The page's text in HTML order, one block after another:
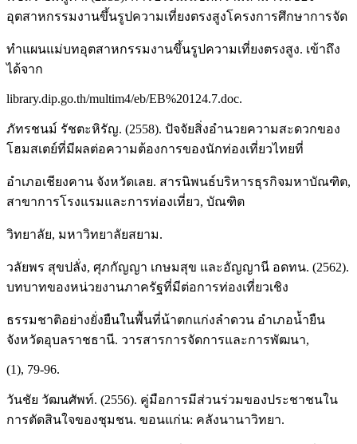
อุตสาหกรรมงานขึ้นรูปความเที่ยงตรงสูงโครงการศึกษาการจัด
ทำแผนแม่บทอุตสาหกรรมงานขึ้นรูปความเที่ยงตรงสูง. เข้าถึง
ได้จาก
library.dip.go.th/multim4/eb/EB%20124.7.doc.
ภัทรชนม์ รัชตะหิรัญ. (2558). ปัจจัยสิ่งอำนวยความสะดวกของ
โฮมสเตย์ที่มีผลต่อความต้องการของนักท่องเที่ยวไทยที่
อำเภอเชียงคาน จังหวัดเลย. สารนิพนธ์บริหารธุรกิจมหาบัณฑิต,
สาขาการโรงแรมและการท่องเที่ยว, บัณฑิต
วิทยาลัย, มหาวิทยาลัยสยาม.
วลัยพร สุขปลั่ง, ศุภกัญญา เกษมสุข และอัญญานี อดทน. (2562).
บทบาทของหน่วยงานภาครัฐที่มีต่อการท่องเที่ยวเชิง
ธรรมชาติอย่างยั่งยืนในพื้นที่น้าตกแก่งลำดวน อำเภอน้ำยืน
จังหวัดอุบลราชธานี. วารสารการจัดการและการพัฒนา,
(1), 79-96.
วันชัย วัฒนศัพท์. (2556). คู่มือการมีส่วนร่วมของประชาชนใน
การตัดสินใจของชุมชน. ขอนแก่น: คลังนานาวิทยา.